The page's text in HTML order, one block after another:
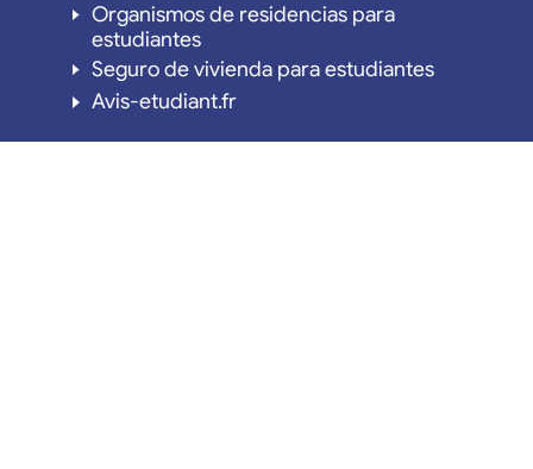
Organismos de residencias para
estudiantes
Seguro de vivienda para estudiantes
Avis-etudiant.fr